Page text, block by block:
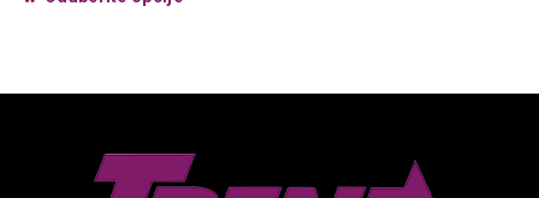
varijanti.
mogu
biti